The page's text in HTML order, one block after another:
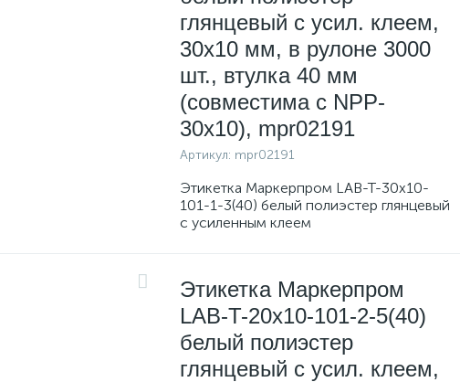
глянцевый с усил. клеем,
30х10 мм, в рулоне 3000
шт., втулка 40 мм
(совместима с NPP-
30x10), mpr02191
Артикул: mpr02191
Этикетка Маркерпром LAB-T-30x10-
101-1-3(40) белый полиэстер глянцевый
с усиленным клеем
Этикетка Маркерпром
LAB-T-20x10-101-2-5(40)
белый полиэстер
глянцевый с усил. клеем,